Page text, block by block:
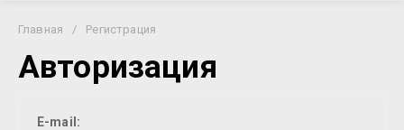
Главная / Регистрация
Авторизация
E-mail: